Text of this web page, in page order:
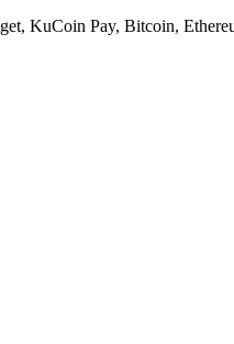
KuCoin Pay, Bitcoin,